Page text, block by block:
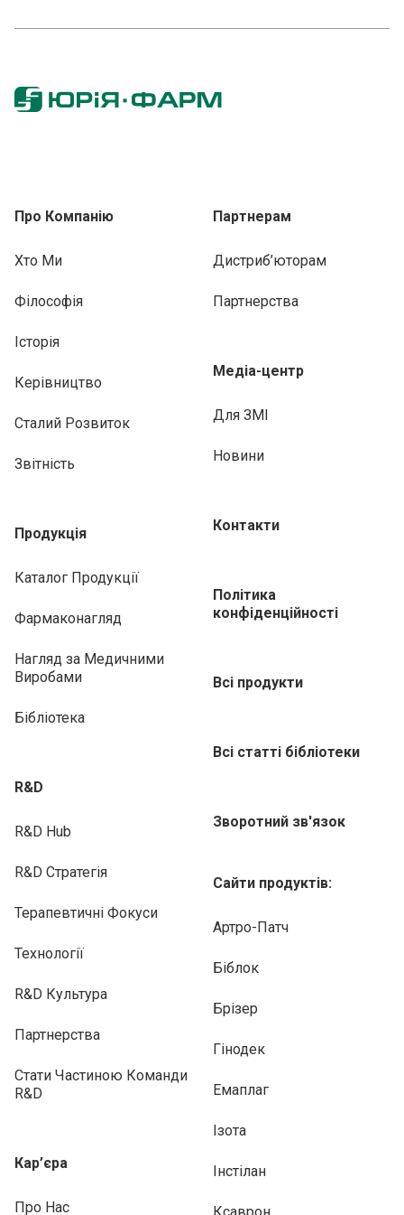
Про Компанію
Хто Ми
Філософія
Історія
Керівництво
Сталий Розвиток
Звітність
Продукція
Каталог Продукції
Фармаконагляд
Нагляд за Медичними
Виробами
Бібліотека
R&D
R&D Hub
R&D Стратегія
Терапевтичні Фокуси
Технології
R&D Культура
Партнерства
Стати Частиною Команди
R&D
Кар’єра
Про Нас
Партнерам
Дистриб’юторам
Партнерства
Медіа-центр
Для ЗМІ
Новини
Контакти
Політика
конфіденційності
Всі продукти
Всі статті бібліотеки
Зворотний зв'язок
Сайти продуктів:
Артро-Патч
Біблок
Брізер
Гінодек
Емаплаг
Ізота
Інстілан
Ксаврон